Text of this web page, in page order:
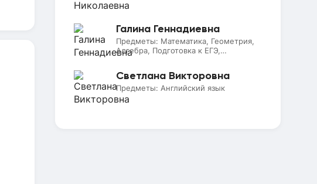
Галина Геннадиевна
Предметы: Математика, Геометрия,
Алгебра, Подготовка к ЕГЭ,
Светлана Викторовна
Предметы: Английский язык